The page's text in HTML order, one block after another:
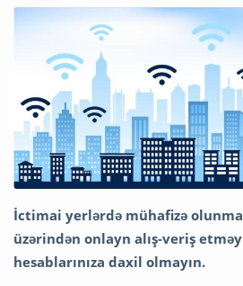
İctimai yerlərdə mühafizə
üzərindən onlayn alış-veriş
hesablarınıza daxil olmayın.